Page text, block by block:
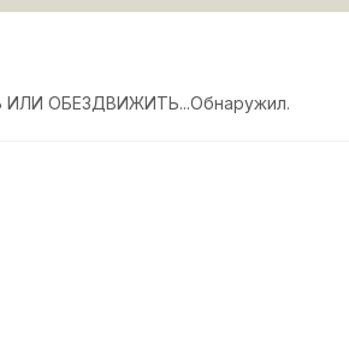
ИЛИ ОБЕЗДВИЖИТЬ...Обнаружил.